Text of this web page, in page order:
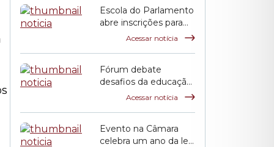
Escola do Parlamento
abre inscrições para
curso sobre
inclusão escolar
Acessar notícia
Fórum debate
desafios da educação
pública em São Paulo
Acessar notícia
Evento na Câmara
celebra um ano da lei